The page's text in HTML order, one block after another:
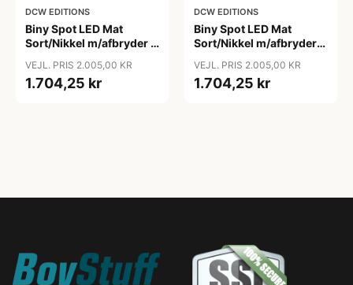
DCW EDITIONS
Biny Spot LED Mat
Sort/Nikkel m/afbryder -
VEJL. PRIS 2.005,00 KR
1.704,25 kr
DCW EDITIONS
Biny Spot LED Mat
Sort/Nikkel m/afbryder
Editions
VEJL. PRIS 2.005,00 KR
1.704,25 kr